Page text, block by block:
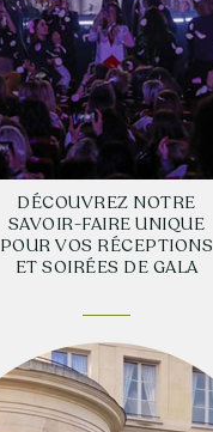
DÉCOUVREZ NOTRE
SAVOIR-FAIRE UNIQUE
POUR VOS RÉCEPTIONS
ET SOIRÉES DE GALA